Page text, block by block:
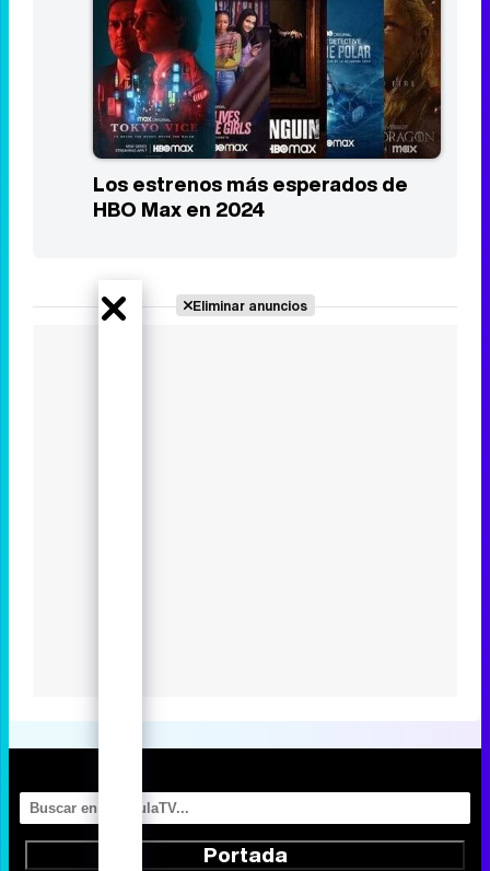
Los estrenos más esperados de
Prime Video en 2024